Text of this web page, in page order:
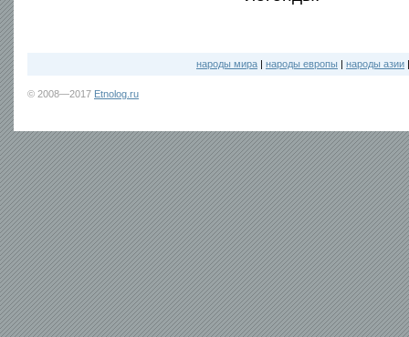
народы мира | народы европы | народы азии
© 2008—2017 Etnolog.ru